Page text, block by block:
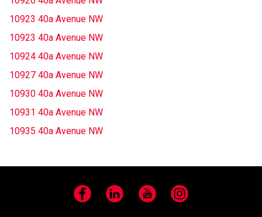
10923 40a Avenue NW
10923 40a Avenue NW
10924 40a Avenue NW
10927 40a Avenue NW
10930 40a Avenue NW
10931 40a Avenue NW
10935 40a Avenue NW
Facebook LinkedIn YouTube Instagram